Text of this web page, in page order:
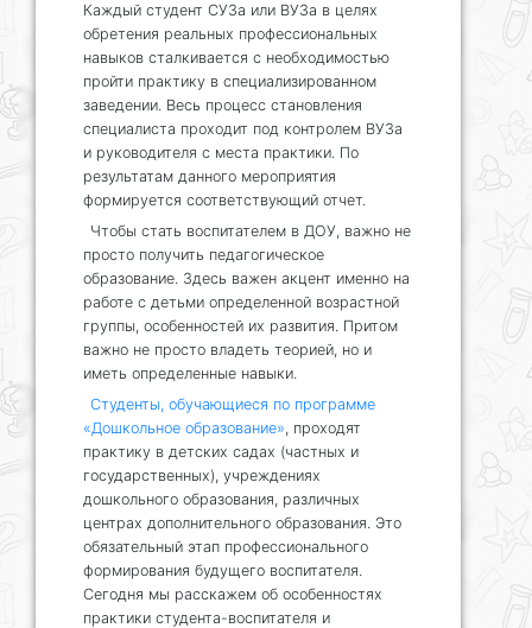
Каждый студент СУЗа или ВУЗа в целях
обретения реальных профессиональных
навыков сталкивается с необходимостью
пройти практику в специализированном
заведении. Весь процесс становления
специалиста проходит под контролем ВУЗа
и руководителя с места практики. По
результатам данного мероприятия
формируется соответствующий отчет.
Чтобы стать воспитателем в ДОУ, важно не
просто получить педагогическое
образование. Здесь важен акцент именно на
работе с детьми определенной возрастной
группы, особенностей их развития. Притом
важно не просто владеть теорией, но и
иметь определенные навыки.
Студенты, обучающиеся по программе
«Дошкольное образование», проходят
практику в детских садах (частных и
государственных), учреждениях
дошкольного образования, различных
центрах дополнительного образования. Это
обязательный этап профессионального
формирования будущего воспитателя.
Сегодня мы расскажем об особенностях
практики студента-воспитателя и